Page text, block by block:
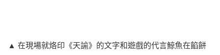
▲ 在現場就烙印《天諭》的文字和遊戲的代言鯨魚在餡餅